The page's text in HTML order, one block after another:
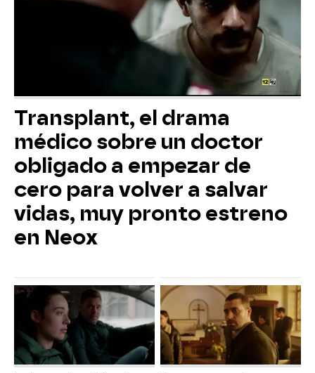
Transplant, el drama
médico sobre un doctor
obligado a empezar de
cero para volver a salvar
vidas, muy pronto estreno
en Neox